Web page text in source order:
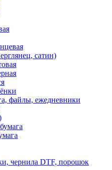
сатин)
файлы, ежедневники
чернила DTF, порошок